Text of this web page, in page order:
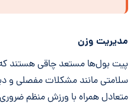
مدیریت وزن
پیت بول‌ها مستعد چاقی هستند
سلامتی مانند مشکلات مفصلی و
متعادل همراه با ورزش منظم